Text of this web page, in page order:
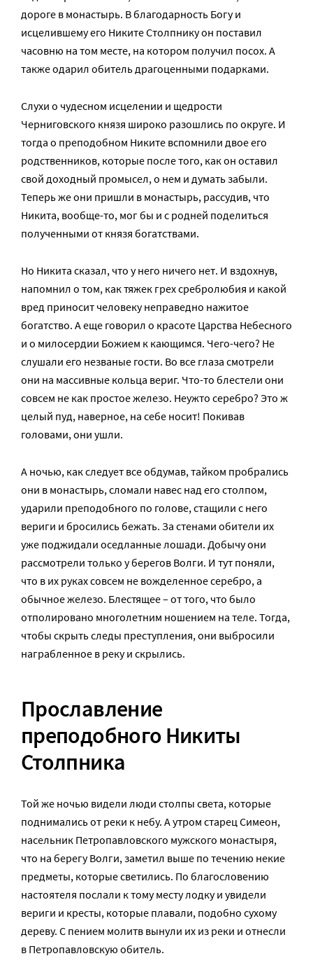
дороге в монастырь. В благодарность Богу и
исцелившему его Никите Столпнику он поставил
часовню на том месте, на котором получил посох. А
также одарил обитель драгоценными подарками.
Слухи о чудесном исцелении и щедрости
Черниговского князя широко разошлись по округе. И
тогда о преподобном Никите вспомнили двое его
родственников, которые после того, как он оставил
свой доходный промысел, о нем и думать забыли.
Теперь же они пришли в монастырь, рассудив, что
Никита, вообще-то, мог бы и с родней поделиться
полученными от князя богатствами.
Но Никита сказал, что у него ничего нет. И вздохнув,
напомнил о том, как тяжек грех сребролюбия и какой
вред приносит человеку неправедно нажитое
богатство. А еще говорил о красоте Царства Небесного
и о милосердии Божием к кающимся. Чего-чего? Не
слушали его незваные гости. Во все глаза смотрели
они на массивные кольца вериг. Что-то блестели они
совсем не как простое железо. Неужто серебро? Это ж
целый пуд, наверное, на себе носит! Покивав
головами, они ушли.
А ночью, как следует все обдумав, тайком пробрались
они в монастырь, сломали навес над его столпом,
ударили преподобного по голове, стащили с него
вериги и бросились бежать. За стенами обители их
уже поджидали оседланные лошади. Добычу они
рассмотрели только у берегов Волги. И тут поняли,
что в их руках совсем не вожделенное серебро, а
обычное железо. Блестящее – от того, что было
отполировано многолетним ношением на теле. Тогда,
чтобы скрыть следы преступления, они выбросили
награбленное в реку и скрылись.
Прославление
преподобного Никиты
Столпника
Той же ночью видели люди столпы света, которые
поднимались от реки к небу. А утром старец Симеон,
насельник Петропавловского мужского монастыря,
что на берегу Волги, заметил выше по течению некие
предметы, которые светились. По благословению
настоятеля послали к тому месту лодку и увидели
вериги и кресты, которые плавали, подобно сухому
дереву. С пением молитв вынули их из реки и отнесли
в Петропавловскую обитель.